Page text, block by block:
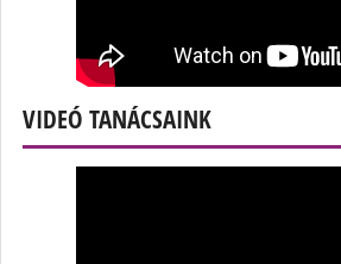
VIDEÓ TANÁCSAINK